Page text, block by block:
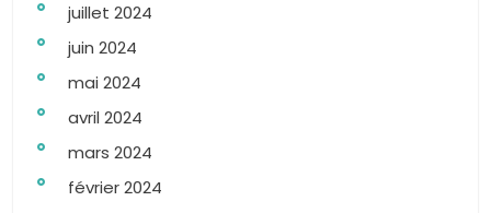
juillet 2024
juin 2024
mai 2024
avril 2024
mars 2024
février 2024